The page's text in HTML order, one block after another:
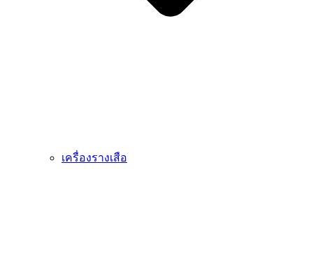
เครื่องรางเสือ